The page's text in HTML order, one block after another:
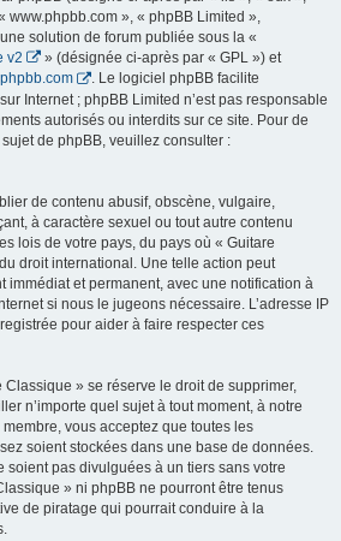
www.phpbb.com », « phpBB Limited »,
solution de forum publiée sous la «
v2
» (désignée ci-après par « GPL ») et
. Le logiciel phpBB facilite
Internet ; phpBB Limited n’est pas responsable
autorisés ou interdits sur ce site. Pour de
de phpBB, veuillez consulter :
de contenu abusif, obscène, vulgaire,
à caractère sexuel ou tout autre contenu
lois de votre pays, du pays où « Guitare
droit international. Une telle action peut
immédiat et permanent, avec une notification à
si nous le jugeons nécessaire. L’adresse IP
pour aider à faire respecter ces
Classique » se réserve le droit de supprimer,
n’importe quel sujet à tout moment, à notre
vous acceptez que toutes les
soient stockées dans une base de données.
soient pas divulguées à un tiers sans votre
» ni phpBB ne pourront être tenus
de piratage qui pourrait conduire à la